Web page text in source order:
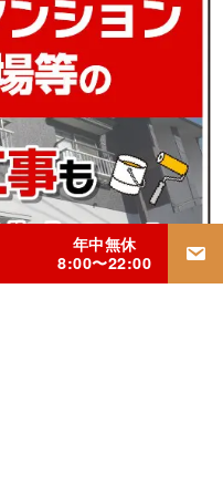
年中無休
8:00〜22:00